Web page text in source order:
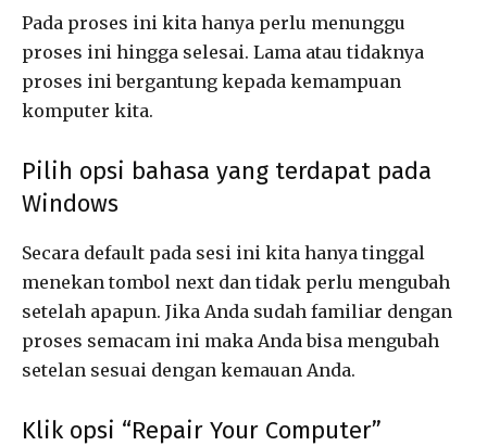
Pada proses ini kita hanya perlu menunggu
proses ini hingga selesai. Lama atau tidaknya
proses ini bergantung kepada kemampuan
komputer kita.
Pilih opsi bahasa yang terdapat pada
Windows
Secara default pada sesi ini kita hanya tinggal
menekan tombol next dan tidak perlu mengubah
setelah apapun. Jika Anda sudah familiar dengan
proses semacam ini maka Anda bisa mengubah
setelan sesuai dengan kemauan Anda.
Klik opsi “Repair Your Computer”